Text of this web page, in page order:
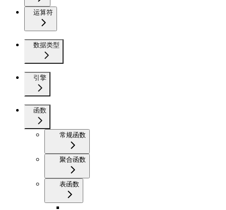
运算符
数据类型
引擎
函数
常规函数
聚合函数
表函数